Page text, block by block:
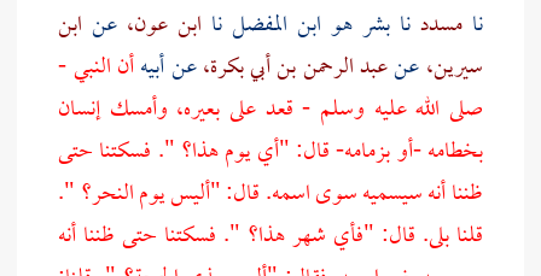
نامسددنابشر هو ابن المفضل نا ابن عون، عن ابن
سيرين،عنعبد الرحمن بن أبي بكرة،عن أبيهأن النبي -
صلى الله عليه وسلم - قعد على بعيره، وأمسك إنسان
بخطامه -أو بزمامه- قال: "أي يوم هذا؟ ". فسكتنا حتى
ظننا أنه سيسميه سوى اسمه. قال: "أليس يوم النحر؟ ".
قلنا بلى. قال: "فأي شهر هذا؟ ". فسكتنا حتى ظننا أنه